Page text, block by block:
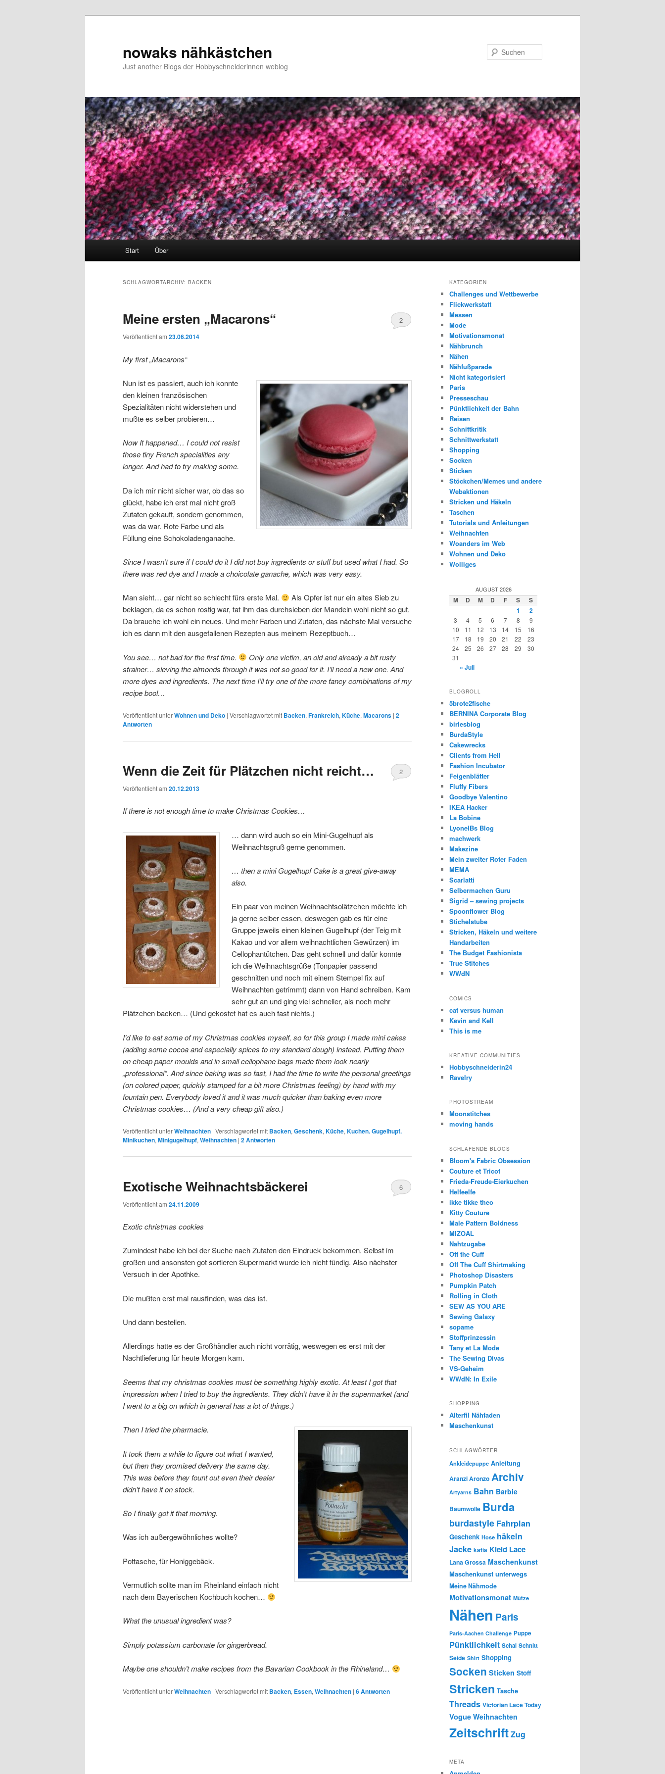
nowaks nähkästchen
Just another Blogs der Hobbyschneiderinnen weblog
Start Über
SCHLAGWORTARCHIV: BACKEN
Meine ersten „Macarons“
Veröffentlicht am 23.06.2014
2
My first „Macarons“
Nun ist es passiert, auch ich konnte
den kleinen französischen
Spezialitäten nicht widerstehen und
mußte es selber probieren…
Now It happened… I could not resist
those tiny French specialities any
longer. And had to try making some.
Da ich mir nicht sicher war, ob das so
glückt, habe ich erst mal nicht groß
Zutaten gekauft, sondern genommen,
was da war. Rote Farbe und als
Füllung eine Schokoladenganache.
Since I wasn’t sure if I could do it I did not buy ingredients or stuff but used what I had. So
there was red dye and I made a choicolate ganache, which was very easy.
Man sieht… gar nicht so schlecht fürs erste Mal.
Als Opfer ist nur ein altes Sieb zu
beklagen, da es schon rostig war, tat ihm das durchsieben der Mandeln wohl nicht so gut.
Da brauche ich wohl ein neues. Und mehr Farben und Zutaten, das nächste Mal versuche
ich es dann mit den ausgefallenen Rezepten aus meinem Rezeptbuch…
You see… not bad for the first time.
Only one victim, an old and already a bit rusty
strainer… sieving the almonds through it was not so good for it. I’ll need a new one. And
more dyes and ingredients. The next time I’ll try one of the more fancy combinations of my
recipe bool…
Veröffentlicht unterWohnen und Deko | Verschlagwortet mit Backen, Frankreich, Küche, Macarons | 2
Antworten
Wenn die Zeit für Plätzchen nicht reicht…
Veröffentlicht am 20.12.2013
2
If there is not enough time to make Christmas Cookies…
… dann wird auch so ein Mini-Gugelhupf als
Weihnachtsgruß gerne genommen.
… then a mini Gugelhupf Cake is a great give-away
also.
Ein paar von meinen Weihnachtsolätzchen möchte ich
ja gerne selber essen, deswegen gab es für eine
Gruppe jeweils einen kleinen Gugelhupf (der Teig mit
Kakao und vor allem weihnachtlichen Gewürzen) im
Cellophantütchen. Das geht schnell und dafür konnte
ich die Weihnachtsgrüße (Tonpapier passend
geschnitten und noch mit einem Stempel fix auf
Weihnachten getrimmt) dann von Hand schreiben. Kam
sehr gut an und ging viel schneller, als noch mehr
Plätzchen backen… (Und gekostet hat es auch fast nichts.)
I’d like to eat some of my Christmas cookies myself, so for this group I made mini cakes
(adding some cocoa and especially spices to my standard dough) instead. Putting them
on cheap paper moulds and in small cellophane bags made them look nearly
„professional“. And since baking was so fast, I had the time to write the personal greetings
(on colored paper, quickly stamped for a bit more Christmas feeling) by hand with my
fountain pen. Everybody loved it and it was much quicker than baking even more
Christmas cookies… (And a very cheap gift also.)
Veröffentlicht unterWeihnachten | Verschlagwortet mit Backen, Geschenk, Küche, Kuchen. Gugelhupf.
Minikuchen, Minigugelhupf, Weihnachten | 2Antworten
Exotische Weihnachtsbäckerei
Veröffentlicht am 24.11.2009
6
Exotic christmas cookies
Zumindest habe ich bei der Suche nach Zutaten den Eindruck bekommen. Selbst im
großen und ansonsten got sortieren Supermarkt wurde ich nicht fündig. Also nächster
Versuch in der Apothke.
Die mußten erst mal rausfinden, was das ist.
Und dann bestellen.
Allerdings hatte es der Großhändler auch nicht vorrätig, weswegen es erst mit der
Nachtlieferung für heute Morgen kam.
Seems that my christmas cookies must be something highly exotic. At least I got that
impression when I tried to buy the ingredients. They didn’t have it in the supermarket (and
I went to a big on which in general has a lot of things.)
Then I tried the pharmacie.
It took them a while to figure out what I wanted,
but then they promised delivery the same day.
This was before they fount out even their dealer
didn’t have it on stock.
So I finally got it that morning.
Was ich außergewöhnliches wollte?
Pottasche, für Honiggebäck.
Vermutlich sollte man im Rheinland einfach nicht
nach dem Bayerischen Kochbuch kochen…
What the unusual ingredient was?
Simply potassium carbonate for gingerbread.
Maybe one shouldn’t make recipes from the Bavarian Cookbook in the Rhineland…
Veröffentlicht unterWeihnachten | Verschlagwortet mit Backen, Essen, Weihnachten | 6Antworten
KATEGORIEN
Challenges und Wettbewerbe
Flickwerkstatt
Messen
Mode
Motivationsmonat
Nähbrunch
Nähen
Nähfußparade
Nicht kategorisiert
Paris
Presseschau
Pünktlichkeit der Bahn
Reisen
Schnittkritik
Schnittwerkstatt
Shopping
Socken
Sticken
Stöckchen/Memes und andere
Webaktionen
Stricken und Häkeln
Taschen
Tutorials und Anleitungen
Weihnachten
Woanders im Web
Wohnen und Deko
Wolliges
AUGUST 2026
M D M D F S
S
1
2
3 4 5 6 7 8
9
10
11 12 13 14 15
16
17
18 19 20 21 22
23
24
25 26 27 28 29
30
31
« Juli
BLOGROLL
5brote2fische
BERNINA Corporate Blog
birlesblog
BurdaStyle
Cakewrecks
Clients from Hell
Fashion Incubator
Feigenblätter
Fluffy Fibers
Goodbye Valentino
IKEA Hacker
La Bobine
LyonelBs Blog
machwerk
Makezine
Mein zweiter Roter Faden
MEMA
Scarlatti
Selbermachen Guru
Sigrid – sewing projects
Spoonflower Blog
Stichelstube
Stricken, Häkeln und weitere
Handarbeiten
The Budget Fashionista
True Stitches
WWdN
COMICS
cat versus human
Kevin and Kell
This is me
KREATIVE COMMUNITIES
Hobbyschneiderin24
Ravelry
PHOTOSTREAM
Moonstitches
moving hands
SCHLAFENDE BLOGS
Bloom's Fabric Obsession
Couture et Tricot
Frieda-Freude-Eierkuchen
Helfeelfe
ikke tikke theo
Kitty Couture
Male Pattern Boldness
MIZOAL
Nahtzugabe
Off the Cuff
Off The Cuff Shirtmaking
Photoshop Disasters
Pumpkin Patch
Rolling in Cloth
SEW AS YOU ARE
Sewing Galaxy
sopame
Stoffprinzessin
Tany et La Mode
The Sewing Divas
VS-Geheim
WWdN: In Exile
SHOPPING
Alterfil Nähfaden
Maschenkunst
SCHLAGWÖRTER
Ankleidepuppe Anleitung
Aranzi Aronzo Archiv
Artyarns Bahn Barbie
Baumwolle Burda
burdastyle Fahrplan
Geschenk Hose häkeln
Jacke katia Kleid Lace
Lana Grossa Maschenkunst
Maschenkunst unterwegs
Meine Nähmode
Motivationsmonat Mütze
Nähen Paris
Paris-Aachen Challenge Puppe
Pünktlichkeit Schal Schnitt
Seide Shirt Shopping
Socken Sticken Stoff
Stricken Tasche
Threads Victorian Lace Today
Vogue Weihnachten
ZeitschriftZug
META